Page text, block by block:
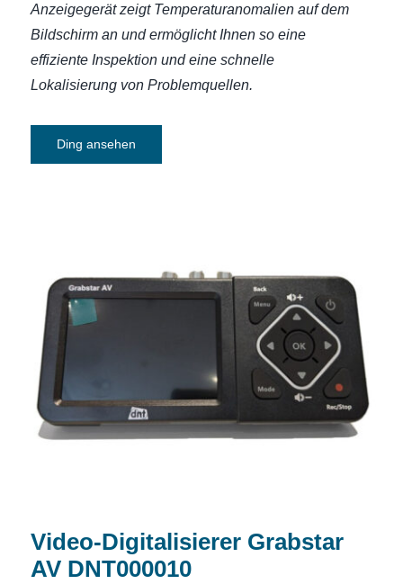
Anzeigegerät zeigt Temperaturanomalien auf dem
Bildschirm an und ermöglicht Ihnen so eine
effiziente Inspektion und eine schnelle
Lokalisierung von Problemquellen.
Ding ansehen
Video-Digitalisierer Grabstar AV
Video-Digitalisierer Grabstar
AV DNT000010